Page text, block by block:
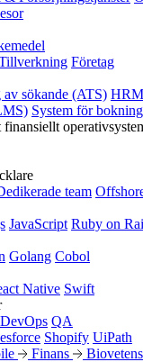
Företag
sökande (ATS)
System för
team
JavaScript Ruby on
Golang Cobol
Native Swift
DevOps QA
Shopify UiPath
Finans